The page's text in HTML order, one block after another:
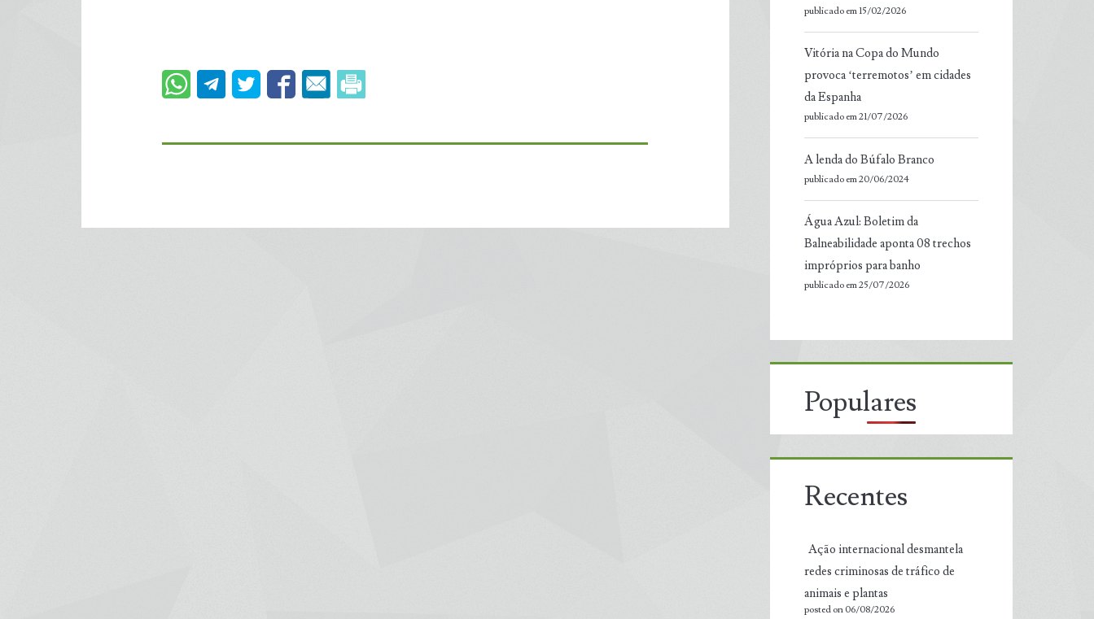
publicado em 15/02/2026
Vitória na Copa do Mundo
provoca ‘terremotos’ em cidades
da Espanha
publicado em 21/07/2026
A lenda do Búfalo Branco
publicado em 20/06/2024
Água Azul: Boletim da
Balneabilidade aponta 08 trechos
impróprios para banho
publicado em 25/07/2026
Populares
Recentes
Ação internacional desmantela
redes criminosas de tráfico de
animais e plantas
posted on 06/08/2026